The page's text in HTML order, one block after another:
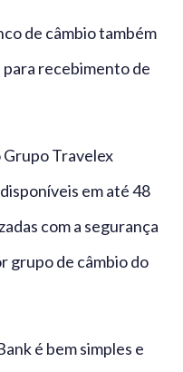
de câmbio também
recebimento de
Grupo Travelex
em até 48
com a segurança
grupo de câmbio do
é bem simples e